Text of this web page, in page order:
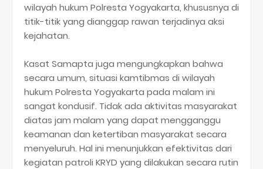
wilayah hukum Polresta Yogyakarta, khususnya di
titik-titik yang dianggap rawan terjadinya aksi
kejahatan.
Kasat Samapta juga mengungkapkan bahwa
secara umum, situasi kamtibmas di wilayah
hukum Polresta Yogyakarta pada malam ini
sangat kondusif. Tidak ada aktivitas masyarakat
diatas jam malam yang dapat mengganggu
keamanan dan ketertiban masyarakat secara
menyeluruh. Hal ini menunjukkan efektivitas dari
kegiatan patroli KRYD yang dilakukan secara rutin